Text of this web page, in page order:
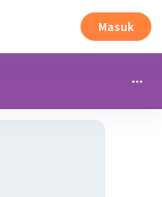
Masuk